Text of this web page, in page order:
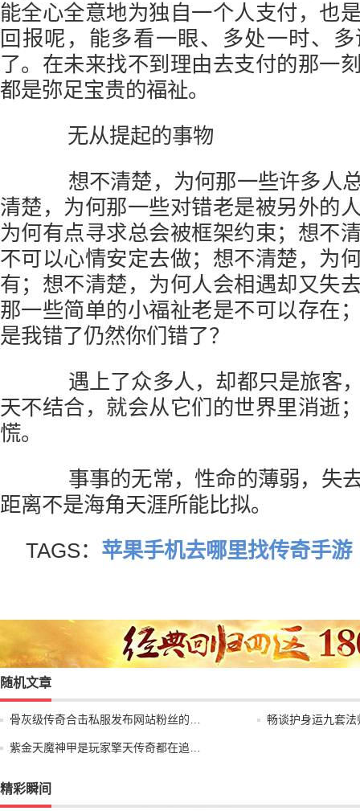
能全心全意地为独自一个人支付，也
回报呢，能多看一眼、多处一时、
了。在未来找不到理由去支付的那一
都是弥足宝贵的福祉。
无从提起的事物
想不清楚，为何那一些许多人
清楚，为何那一些对错老是被另外的
为何有点寻求总会被框架约束；想不
不可以心情安定去做；想不清楚，为
有；想不清楚，为何人会相遇却又失
那一些简单的小福祉老是不可以存在
是我错了仍然你们错了？
遇上了众多人，却都只是旅客
天不结合，就会从它们的世界里消逝
慌。
事事的无常，性命的薄弱，失
距离不是海角天涯所能比拟。
TAGS： 苹果手机去哪里找传奇手游
随机文章
骨灰级传奇合击私服发布网站粉丝的… 畅谈护身运九套
紫金天魔神甲是玩家擎天传奇都在追…
精彩瞬间